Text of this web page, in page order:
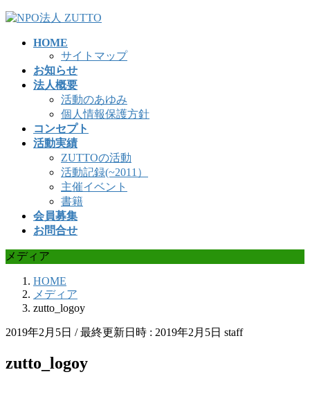
コ
ナ
HOME
サイトマップ
お知らせ
法人概要
活動のあゆみ
個人情報保護方針
コンセプト
活動実績
ZUTTOの活動
活動記録(~2011）
主催イベント
書籍
会員募集
お問合せ
メディア
HOME
メディア
zutto_logoy
2019年2月5日 / 最終更新日時 : 2019年2月5日 staff
zutto_logoy